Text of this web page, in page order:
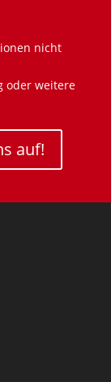
nicht
oder weitere
auf!